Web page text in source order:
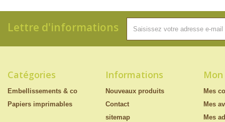
Lettre d'informations
Catégories
Embellissements & co
Papiers imprimables
Informations
Nouveaux produits
Contact
sitemap
Mes
Mes
Mes